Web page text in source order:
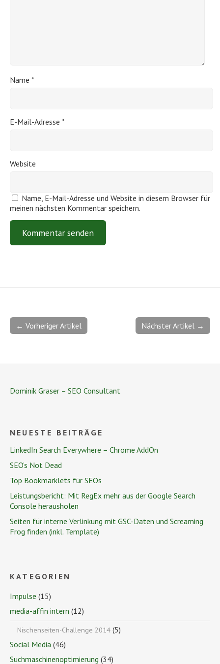
Name *
E-Mail-Adresse *
Website
Name, E-Mail-Adresse und Website in diesem Browser für
meinen nächsten Kommentar speichern.
Nächster Artikel →
← Vorheriger Artikel
Dominik Graser – SEO Consultant
NEUESTE BEITRÄGE
LinkedIn Search Everywhere – Chrome AddOn
SEO’s Not Dead
Top Bookmarklets für SEOs
Leistungsbericht: Mit RegEx mehr aus der Google Search
Console herausholen
Seiten für interne Verlinkung mit GSC-Daten und Screaming
Frog finden (inkl. Template)
KATEGORIEN
Impulse (15)
media-affin intern (12)
Nischenseiten-Challenge 2014 (5)
Social Media (46)
Suchmaschinenoptimierung (34)